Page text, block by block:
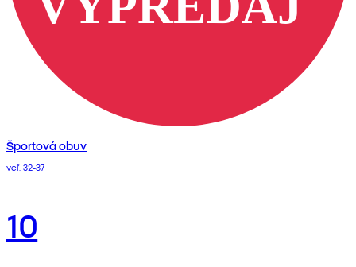
Športová obuv
veľ. 32-37
10